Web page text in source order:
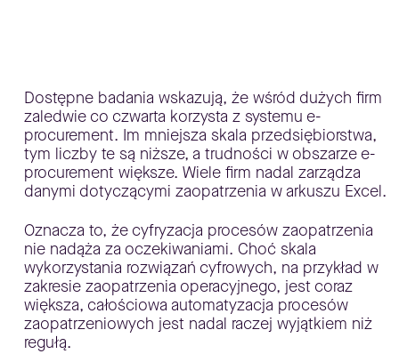
Dostępne badania wskazują, że wśród dużych firm
zaledwie co czwarta korzysta z systemu e-
procurement. Im mniejsza skala przedsiębiorstwa,
tym liczby te są niższe, a trudności w obszarze e-
procurement większe. Wiele firm nadal zarządza
danymi dotyczącymi zaopatrzenia w arkuszu Excel.
Oznacza to, że cyfryzacja procesów zaopatrzenia
nie nadąża za oczekiwaniami. Choć skala
wykorzystania rozwiązań cyfrowych, na przykład w
zakresie zaopatrzenia operacyjnego, jest coraz
większa, całościowa automatyzacja procesów
zaopatrzeniowych jest nadal raczej wyjątkiem niż
regułą.